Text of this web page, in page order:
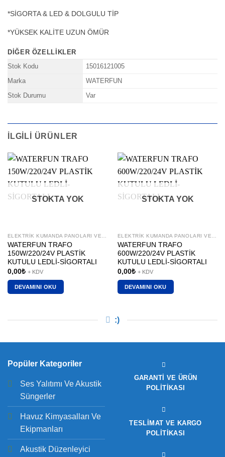
*SİGORTA & LED & DOLGULU TİP
*YÜKSEK KALİTE UZUN ÖMÜR
DIĞER ÖZELLIKLER
Stok Kodu
15016121005
Marka WATERFUN
Stok Durumu Var
İLGILI ÜRÜNLER
STOKTA YOK
ELEKTRIK KUMANDA PANOLARI VE TRAFOLAR
WATERFUN TRAFO
150W/220/24V PLASTİK
KUTULU LEDLİ-SİGORTALI
0,00₺ + KDV
DEVAMINI OKU
STOKTA YOK
ELEKTRIK KUMANDA PANOLARI VE TRAFOLAR
WATERFUN TRAFO
600W/220/24V PLASTİK
KUTULU LEDLİ-SİGORTALI
0,00₺ + KDV
DEVAMINI OKU
:)
Popüler Kategoriler
Ses Yalıtımı Ve Akustik
Süngerler
Havuz Kimyasalları Ve
Ekipmanları
Akustik Düzenleyici
GARANTI VE ÜRÜN
POLITIKASI
TESLIMAT VE KARGO
POLITIKASI